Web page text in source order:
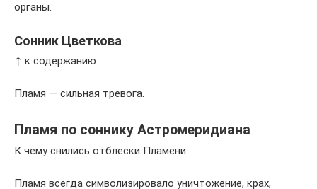
органы.
Сонник Цветкова
↑ к содержанию
Пламя — сильная тревога.
Пламя по соннику Астромеридиана
К чему снились отблески Пламени
Пламя всегда символизировало уничтожение, крах,